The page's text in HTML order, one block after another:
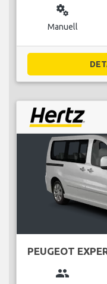
miscellaneous_services
Manuell
PEUGEOT
group